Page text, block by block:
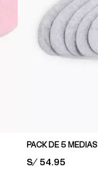
PACK DE 5 MEDIAS
PRICE:
S/ 54.95